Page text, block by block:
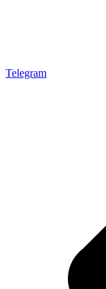
Telegram